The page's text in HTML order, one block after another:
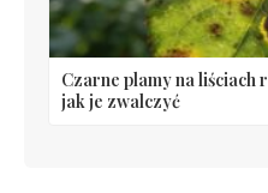
Czarne plamy na liściach
jak je zwalczyć